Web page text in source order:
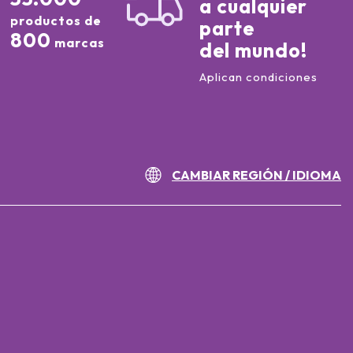
productos de
800 marcas
a cualquier
parte
del mundo!
Aplican condiciones
CAMBIAR REGIÓN / IDIOMA